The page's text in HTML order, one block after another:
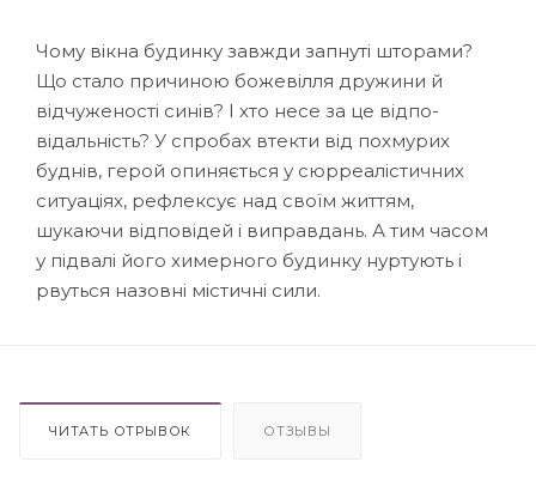
Чому вікна будинку завжди запнуті шторами?
Що стало причи­ною божевілля дружини й
відчуженості синів? І хто несе за це відпо­
відальність? У спробах втекти від похмурих
буднів, герой опиняється у сюрреалістичних
ситуаціях, рефлексує над своїм життям,
шукаючи відповідей і виправдань. А тим часом
у підвалі його химерного бу­динку нуртують і
рвуться назовні містичні сили.
ЧИТАТЬ ОТРЫВОК ОТЗЫВЫ